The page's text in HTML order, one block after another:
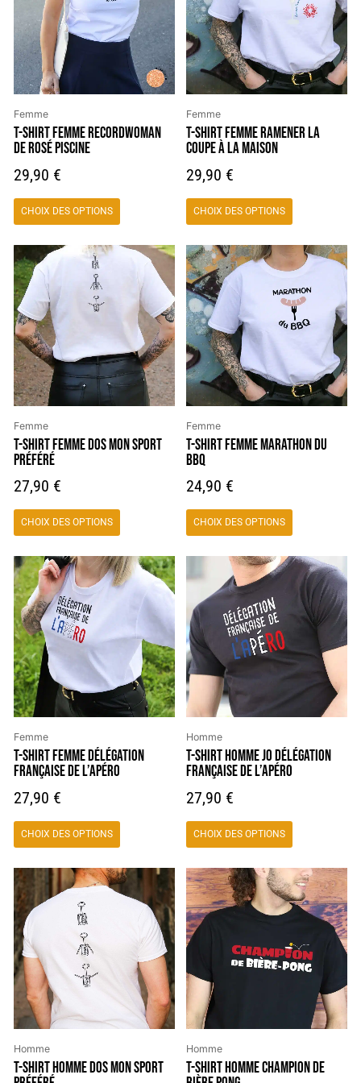
Femme
T-SHIRT FEMME RECORDWOMAN
DE ROSÉ PISCINE
29,90 €
CHOIX DES OPTIONS
variations.
Les
options
peuvent
être
sur
Femme
T-SHIRT FEMME RAMENER LA
COUPE À LA MAISON
29,90 €
CHOIX DES OPTIONS
variations.
options
peuvent
être
sur
Femme
T-SHIRT FEMME DOS MON SPORT
PRÉFÉRÉ
27,90 €
CHOIX DES OPTIONS
Ce
produit
plusieurs
variations.
Les
options
peuvent
être
sur
Femme
T-SHIRT FEMME MARATHON DU
BBQ
24,90 €
CHOIX DES OPTIONS
Ce
produit
a
plusieurs
variations.
options
peuvent
être
sur
Femme
T-SHIRT FEMME DÉLÉGATION
FRANÇAISE DE L’APÉRO
27,90 €
CHOIX DES OPTIONS
Ce
produit
plusieurs
variations.
Les
options
peuvent
être
sur
Homme
T-SHIRT HOMME JO DÉLÉGATION
FRANÇAISE DE L’APÉRO
27,90 €
CHOIX DES OPTIONS
Ce
produit
plusieurs
variations.
Les
options
peuvent
être
sur
Homme
T-SHIRT HOMME DOS MON SPORT
Ce
produit
plusieurs
variations.
Les
options
peuvent
être
sur
Homme
T-SHIRT HOMME CHAMPION DE
Ce
produit
a
plusieurs
variations.
Les
options
peuvent
être
sur